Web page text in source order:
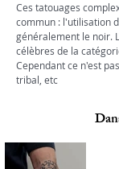
Ces tatouages
commun : l'utilisation
généralement le noir.
célèbres de la
Cependant ce n'est
tribal, etc